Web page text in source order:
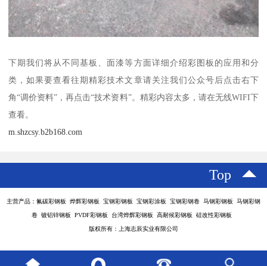
下期我们将从不同基板、面漆等方面详细介绍彩图板的应用和分
类，如果要查看往期精彩技术文章请关注我们公众号后点击右下
角“调价资料”，再点击“技术资料”。精彩内容太多，请在无线WIFI下
查看。
m.shzcsy.b2b168.com
Top
主营产品：氟碳彩钢板 烨辉彩钢板 宝钢彩钢板 宝钢彩涂板 宝钢彩钢卷 马钢彩钢板 马钢彩钢
卷 镀铝锌钢板 PVDF彩钢板 台湾烨辉彩钢板 高耐候彩钢板 硅改性彩钢板
版权所有：上海志辰实业有限公司